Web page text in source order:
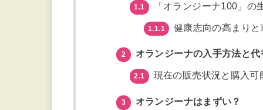
1.1 「オランジーナ100」の
1.1.1 健康志向の高まり
2 オランジーナの入手方法と代
2.1 現在の販売状況と購入可
3 オランジーナはまずい？